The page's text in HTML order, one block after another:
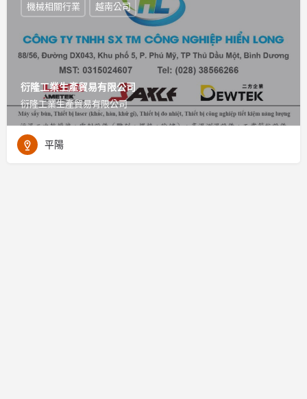
衍隆工業生產貿易有限公司
衍隆工業生產貿易有限公司
機械相關行業 越南公司
平陽